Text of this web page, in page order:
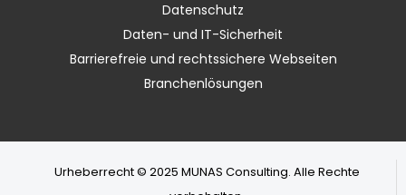
Datenschutz
Daten- und IT-Sicherheit
Barrierefreie und rechtssichere Webseiten
Branchenlösungen
Urheberrecht © 2025 MUNAS Consulting. Alle Rechte